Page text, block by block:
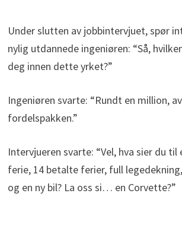
Under slutten av jobbintervjuet, spør
nylig utdannede ingeniøren: “Så,
deg innen dette yrket?”
Ingeniøren svarte: “Rundt en million,
fordelspakken.”
Intervjueren svarte: “Vel, hva sier du til
ferie, 14 betalte ferier, full
og en ny bil? La oss si… en Corvette?”